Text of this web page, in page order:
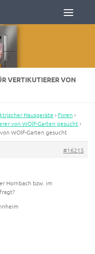
VERTIKUTIERER VON
Hausgeräte › Foren ›
von WOlF-Garten gesucht›
WOlF-Garten gesucht
#16215
Hornbach bzw. im